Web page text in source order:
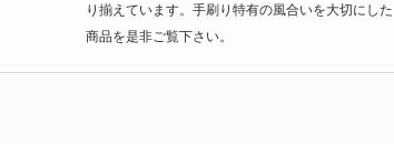
り揃えています。手刷り特有の風合いを大切にした
商品を是非ご覧下さい。